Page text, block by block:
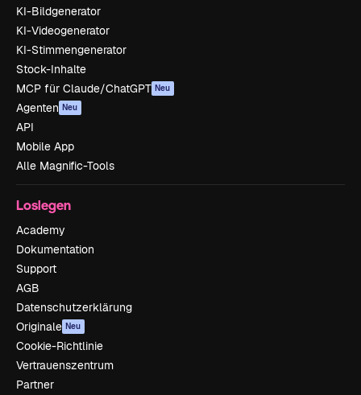
KI-Bildgenerator
KI-Videogenerator
KI-Stimmengenerator
Stock-Inhalte
MCP für Claude/ChatGPT Neu
Agenten Neu
API
Mobile App
Alle Magnific-Tools
Loslegen
Academy
Dokumentation
Support
AGB
Datenschutzerklärung
Originale Neu
Cookie-Richtlinie
Vertrauenszentrum
Partner